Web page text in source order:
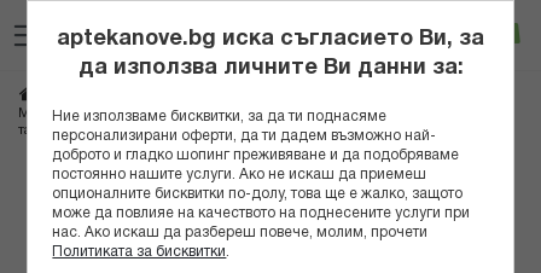
към
съдържанието
Вход
Млада кожа - здрави стави - Хидролизиран морски колаген + Витамин С, 180
таблетки
Преминете
края
aptekanove.bg иска съгласието Ви, за
да използва личните Ви данни за:
Ние използваме бисквитки, за да ти поднасяме
персонализирани оферти, да ти дадем възможно най-
доброто и гладко шопинг преживяване и да подобряваме
постоянно нашите услуги. Ако не искаш да приемеш
опционалните бисквитки по-долу, това ще е жалко, защото
може да повлияе на качеството на поднесените услуги при
нас. Ако искаш да разбереш повече, молим, прочети
Политиката за бисквитки